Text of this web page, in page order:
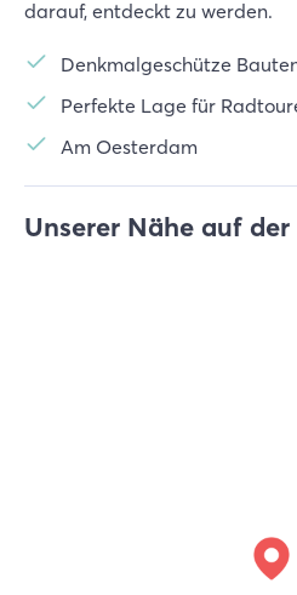
darauf, entdeckt zu werden.
Denkmalgeschütze
Perfekte Lage für
Am Oesterdam
Unserer Nähe auf